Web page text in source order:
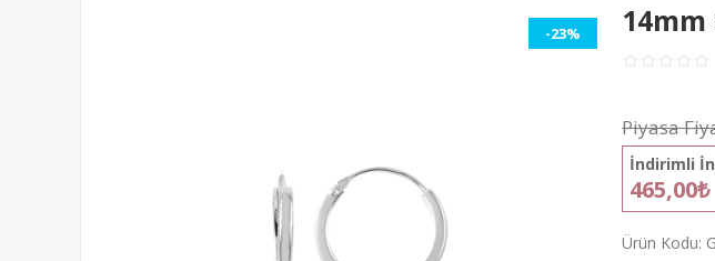
-23%
Piyasa
İndirimli
465,00₺
Ürün Kodu: